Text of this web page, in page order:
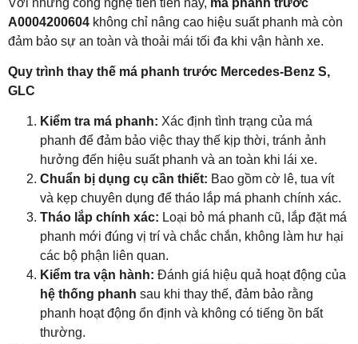
A0004200604 không chỉ nâng cao hiệu suất phanh mà còn
đảm bảo sự an toàn và thoải mái tối đa khi vận hành xe.
Quy trình thay thế má phanh trước Mercedes-Benz S,
GLC
Kiểm tra má phanh: Xác định tình trạng của má
phanh để đảm bảo việc thay thế kịp thời, tránh ảnh
hưởng đến hiệu suất phanh và an toàn khi lái xe.
Chuẩn bị dụng cụ cần thiết: Bao gồm cờ lê, tua vít
và kẹp chuyên dụng để tháo lắp má phanh chính xác.
Tháo lắp chính xác: Loại bỏ má phanh cũ, lắp đặt má
phanh mới đúng vị trí và chắc chắn, không làm hư hại
các bộ phận liên quan.
Kiểm tra vận hành: Đánh giá hiệu quả hoạt động của
hệ thống phanh sau khi thay thế, đảm bảo rằng
phanh hoạt động ổn định và không có tiếng ồn bất
thường.